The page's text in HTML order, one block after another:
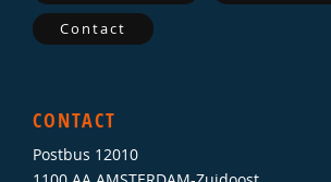
Contact
CONTACT
Postbus 12010